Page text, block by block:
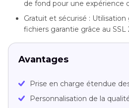
de fond pour une expérience
Gratuit et sécurisé :
fichiers garantie grâce au SSL
Avantages
Prise en charge étendue
Personnalisation de la